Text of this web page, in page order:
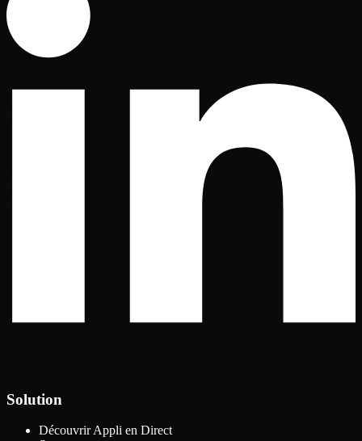
Solution
Découvrir Appli en Direct